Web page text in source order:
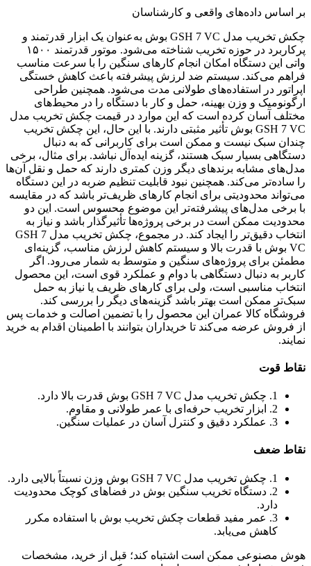
بر اساس داده‌های واقعی و کارشناسان
چکش تخریب مدل ‏GSH 7 VC بوش به‌عنوان یک ابزار قدرتمند و
پرکاربرد در حوزه تخریب شناخته می‌شود. موتور قدرتمند ۱۵۰۰
واتی این دستگاه امکان انجام کارهای سنگین را با سرعت مناسب
فراهم می‌کند. سیستم ضد لرزش پیشرفته باعث کاهش خستگی
اپراتور در استفاده‌های طولانی مدت می‌شود. همچنین طراحی
ارگونومیک و وزن بهینه، حمل و کار با دستگاه را در محیط‌های
مختلف آسان کرده است که این موارد در قیمت چکش تخریب مدل
‏GSH 7 VC بوش تأثیر مثبتی دارند. با این حال، این چکش تخریب
چندان سبک نیست و ممکن است برای کاربرانی که به دنبال
دستگاهی بسیار سبک هستند، گزینه ایده‌آل نباشد. برای مثال، برخی
مدل‌های مشابه برندهای دیگر وزن کمتری دارند که حمل و نقل آن‌ها
را ساده‌تر می‌کند. همچنین نبود قابلیت تنظیم ضربه در این دستگاه
می‌تواند محدودیتی برای انجام کارهای ظریف‌تر باشد که در مقایسه
با برخی مدل‌های پیشرفته‌تر این موضوع محسوس است. این دو
محدودیت ممکن است در برخی پروژه‌ها تأثیرگذار باشد و نیاز به
انتخاب دقیق‌تر را ایجاد کند. در مجموع، چکش تخریب مدل ‏GSH 7
VC بوش با قدرت بالا و سیستم کاهش لرزش مناسب، گزینه‌ای
مطمئن برای پروژه‌های سنگین و متوسط به شمار می‌رود. اگر
کاربر به دنبال دستگاهی با دوام و عملکرد قوی است، این محصول
انتخاب مناسبی است، ولی برای کارهای ظریف یا نیاز به حمل
سبک‌تر ممکن است بهتر باشد گزینه‌های دیگر را بررسی کند.
فروشگاه کالا عمران این محصول را با تضمین اصالت و خدمات پس
از فروش عرضه می‌کند تا خریداران بتوانند با اطمینان اقدام به خرید
نمایند.
نقاط قوت
1. چکش تخریب مدل GSH 7 VC بوش قدرت بالا دارد.
2. ابزار تخریب حرفه‌ای با عمر طولانی و مقاوم.
3. عملکرد دقیق و کنترل آسان در عملیات سنگین.
نقاط ضعف
1. چکش تخریب مدل GSH 7 VC بوش وزن نسبتاً بالایی دارد.
2. دستگاه تخریب سنگین بوش در فضاهای کوچک محدودیت
دارد.
3. عمر مفید قطعات چکش تخریب بوش با استفاده مکرر
کاهش می‌یابد.
هوش مصنوعی ممکن است اشتباه کند؛ قبل از خرید، مشخصات